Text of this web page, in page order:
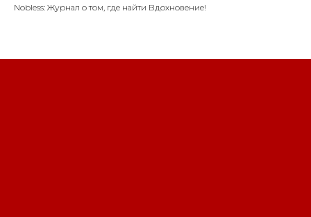
Nobless: Журнал о том, где найти Вдохновение!